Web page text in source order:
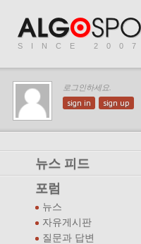
SINCE 2007
로그인하세요.
sign in sign up
뉴스 피드
포럼
뉴스
자유게시판
질문과 답변